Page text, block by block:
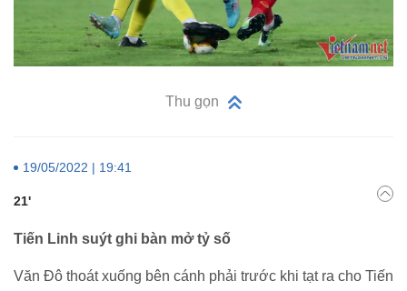
Thu gọn
19/05/2022 | 19:41
21'
Tiến Linh suýt ghi bàn mở tỷ số
Văn Đô thoát xuống bên cánh phải trước khi tạt ra cho Tiến